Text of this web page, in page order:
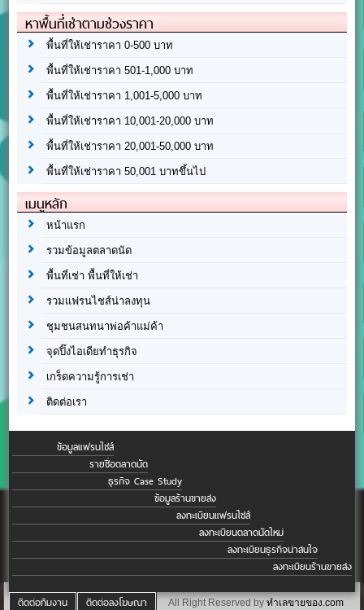
หาพื้นที่เช่าตามช่วงราคา
พื้นที่ให้เช่าราคา 0-500 บาท
พื้นที่ให้เช่าราคา 501-1,000 บาท
พื้นที่ให้เช่าราคา 1,001-5,000 บาท
พื้นที่ให้เช่าราคา 10,001-20,000 บาท
พื้นที่ให้เช่าราคา 20,001-50,000 บาท
พื้นที่ให้เช่าราคา 50,001 บาทขึ้นไป
เมนูหลัก
หน้าแรก
รวมข้อมูลตลาดนัด
พื้นที่เช่า พื้นที่ให้เช่า
รวมแฟรนไชส์น่าลงทุน
ชุมชนสนทนาพ่อค้าแม่ค้า
จุดปิ๊งไอเดียทำธุรกิจ
เกร็ดความรู้การเช่า
ติดต่อเรา
ข้อมูลแฟรนไชส์
รายชื่อตลาดนัด
ธุรกิจ Case Study
ข้อมูลร้านขายส่ง
ลงทะเบียนแฟรนไชส์
ลงทะเบียนตลาดนัดใหม่
ลงทะเบียนธุรกิจน่าสนใจ
ลงทะเบียนร้านขายส่ง
ติดต่อทีมงาน ติดต่อลงโฆษณา All Right Reserved by ทำเลขายของ.com